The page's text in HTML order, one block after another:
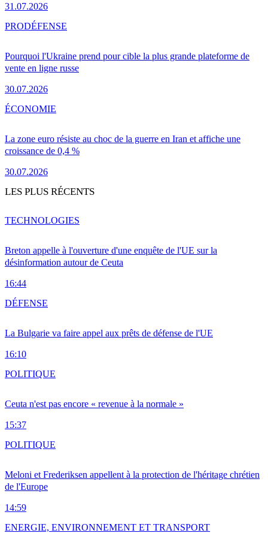
31.07.2026
Pourquoi l'Ukraine prend pour cible la plus grande plateforme de
vente en ligne russe
30.07.2026
PRODÉFENSE
La zone euro résiste au choc de la guerre en Iran et affiche une
croissance de 0,4 %
30.07.2026
ÉCONOMIE
LES PLUS RÉCENTS
Breton appelle à l'ouverture d'une enquête de l'UE sur la
désinformation autour de Ceuta
16:44
TECHNOLOGIES
La Bulgarie va faire appel aux prêts de défense de l'UE
16:10
DÉFENSE
Ceuta n'est pas encore « revenue à la normale »
15:37
POLITIQUE
Meloni et Frederiksen appellent à la protection de l'héritage chrétien
de l'Europe
14:59
POLITIQUE
ENERGIE, ENVIRONNEMENT ET TRANSPORT